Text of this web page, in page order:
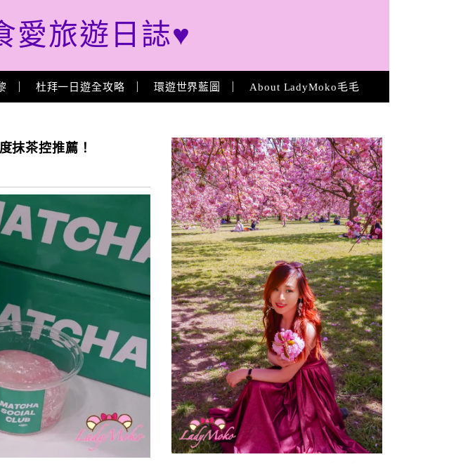
愛旅遊日誌♥
杜拜一日遊全攻略 環遊世界藍圖 About LadyMoko毛毛
抹茶控推薦！
About